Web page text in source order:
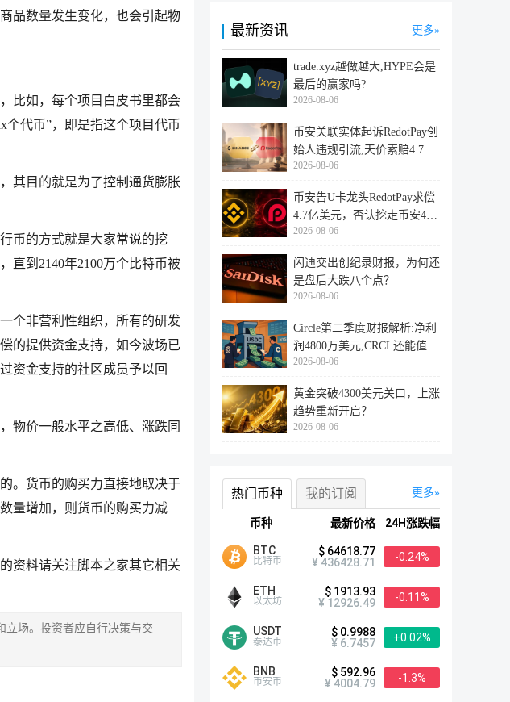
品数量发生变化，也会引起物
比如，每个项目白皮书里都会
个代币”，即是指这个项目代币
其目的就是为了控制通货膨胀
币的方式就是大家常说的挖
直到2140年2100万个比特币被
个非营利性组织，所有的研发
的提供资金支持，如今波场已
资金支持的社区成员予以回
物价一般水平之高低、涨跌同
。货币的购买力直接地取决于
量增加，则货币的购买力减
资料请关注脚本之家其它相关
立场。投资者应自行决策与交
最新资讯 更多
trade.xyz越做越大,HYPE会是
最后的赢家吗?
2026-08-06
币安关联实体起诉RedotPay创
始人违规引流,天价索赔4.728
亿美
2026-08-06
币安告U卡龙头RedotPay求偿
4.7亿美元，否认挖走币安47
万用户
2026-08-06
闪迪交出创纪录财报，为何还
是盘后大跌八个点？
2026-08-06
Circle第二季度财报解析:净利
润4800万美元,CRCL还能值得
投资
2026-08-06
黄金突破4300美元关口，上涨
趋势重新开启？
2026-08-06
更多
热门币种 我的订阅
币种 最新价格 24H涨跌幅
BTC
比特币
$ 64618.77
¥ 436428.71
-0.24%
ETH
以太坊
$ 1913.93
¥ 12926.49
-0.11%
USDT
泰达币
$ 0.9988
¥ 6.7457
+0.02%
BNB
币安币
$ 592.96
¥ 4004.79
-1.3%